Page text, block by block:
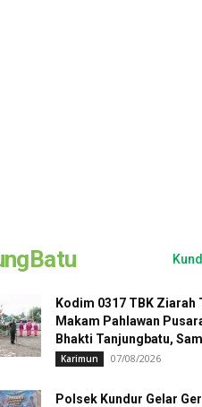
Kodim 0317 TBK Ziarah
Makam Pahlawan
Bhakti Tanjungbatu,
Karimun 07/08/2026
Polsek Kundur Gelar